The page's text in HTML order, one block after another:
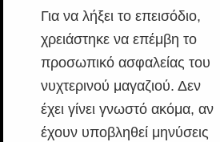
Για να λήξει το επεισόδιο,
χρειάστηκε να επέμβη το
προσωπικό ασφαλείας του
νυχτερινού μαγαζιού. Δεν
έχει γίνει γνωστό ακόμα, αν
έχουν υποβληθεί μηνύσεις